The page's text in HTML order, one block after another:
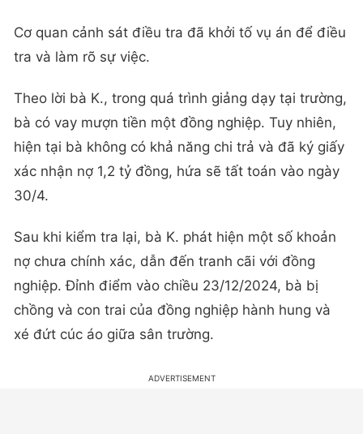
Cơ quan cảnh sát điều tra đã khởi tố vụ án để điều
tra và làm rõ sự việc.
Theo lời bà K., trong quá trình giảng dạy tại trường,
bà có vay mượn tiền một đồng nghiệp. Tuy nhiên,
hiện tại bà không có khả năng chi trả và đã ký giấy
xác nhận nợ 1,2 tỷ đồng, hứa sẽ tất toán vào ngày
30/4.
Sau khi kiểm tra lại, bà K. phát hiện một số khoản
nợ chưa chính xác, dẫn đến tranh cãi với đồng
nghiệp. Đỉnh điểm vào chiều 23/12/2024, bà bị
chồng và con trai của đồng nghiệp hành hung và
xé đứt cúc áo giữa sân trường.